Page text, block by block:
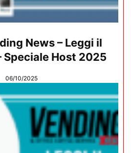
News – Leggi il
Speciale Host 2025
06/10/2025